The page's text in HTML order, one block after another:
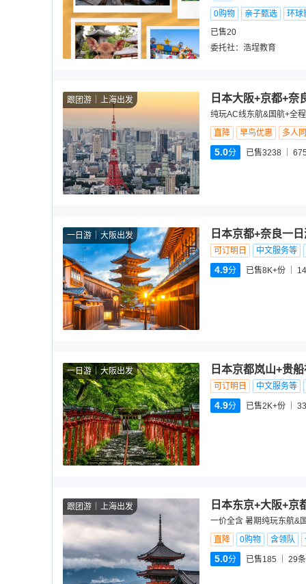
0购物 亲子甄选
环球
已售20
委托社： 浩埕教育
跟团游 上海出发 日本大阪+京都+奈
纯玩AC线东航&国航+全
直降
早鸟优惠 多人
5.0分 已售3238
一日游 大阪出发 日本京都+奈良一
可订明日 中文服务等
4.9分 已售8K+份
一日游 大阪出发 日本京都岚山+贵
可订明日 中文服务等
4.9分 已售2K+份
跟团游 上海出发 日本东京+大阪+京
一价全含 暑期纯玩东航&
直降
0购物 含领队
5.0分 已售185 29